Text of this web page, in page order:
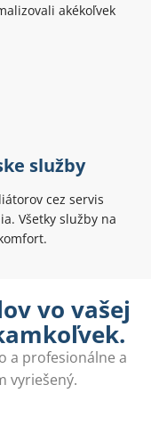
akékoľvek
služby
cez servis
Všetky služby na
vo vašej
a profesionálne a
vyriešený.